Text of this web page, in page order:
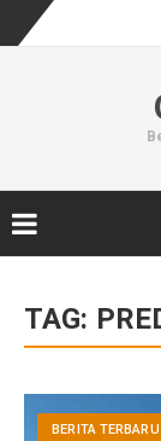
content
TAG:
BERITA TERBARU